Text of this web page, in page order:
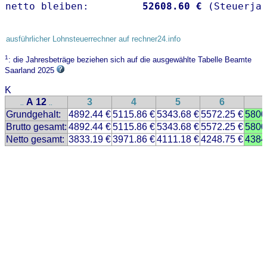
netto bleiben: 52608.60 €
ausführlicher Lohnsteuerrechner auf rechner24.info
1: die Jahresbeträge beziehen sich auf die ausgewählte Tabelle Beamte
Saarland 2025
K
.. A 12 .. 3 4 5 6
Grundgehalt:
4892.44 €5115.86 €5343.68 €5572.25 €
Brutto gesamt: 4892.44 €5115.86 €5343.68 €5572.25 €
Netto gesamt: 3833.19 €3971.86 €4111.18 €4248.75 €